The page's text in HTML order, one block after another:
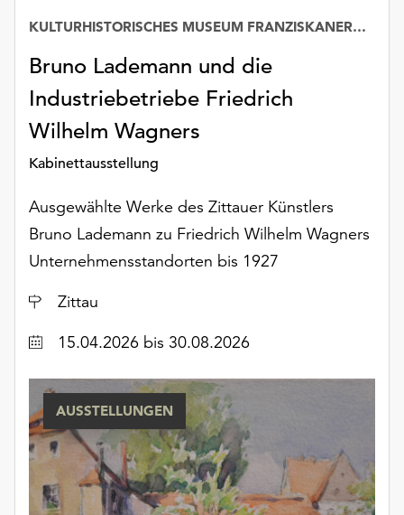
Sie
Einstellungen
über
Schaltfläche
„Auswählen“.
Informationen
finden
Sie
unserer
Datenschutzerklärung
oder
dem
Impressum
Bruno Lademann und die
Industriebetriebe Friedrich
Wilhelm Wagners
Kabinettausstellung
KULTURHISTORISCHES MUSEUM FRANZISKANERKLOSTER
Ausgewählte Werke des Zittauer Künstlers
Bruno Lademann zu Friedrich Wilhelm Wagners
Unternehmensstandorten bis 1927
Ort
Zittau
Datum15.04.2026 bis 30.08.2026
AUSSTELLUNGEN